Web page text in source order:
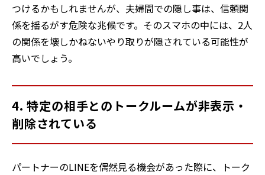
つけるかもしれませんが、夫婦間での隠し事は、信頼関
係を揺るがす危険な兆候です。そのスマホの中には、2人
の関係を壊しかねないやり取りが隠されている可能性が
高いでしょう。
4. 特定の相手とのトークルームが非表示・
削除されている
パートナーのLINEを偶然見る機会があった際に、トーク